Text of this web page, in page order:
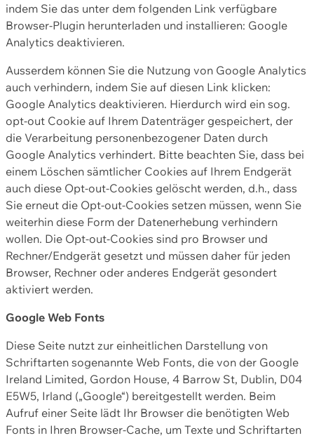
indem Sie das unter dem folgenden Link verfügbare
Browser-Plugin herunterladen und installieren: Google
Analytics deaktivieren.
Ausserdem können Sie die Nutzung von Google Analytics
auch verhindern, indem Sie auf diesen Link klicken:
Google Analytics deaktivieren. Hierdurch wird ein sog.
opt-out Cookie auf Ihrem Datenträger gespeichert, der
die Verarbeitung personenbezogener Daten durch
Google Analytics verhindert. Bitte beachten Sie, dass bei
einem Löschen sämtlicher Cookies auf Ihrem Endgerät
auch diese Opt-out-Cookies gelöscht werden, d.h., dass
Sie erneut die Opt-out-Cookies setzen müssen, wenn Sie
weiterhin diese Form der Datenerhebung verhindern
wollen. Die Opt-out-Cookies sind pro Browser und
Rechner/Endgerät gesetzt und müssen daher für jeden
Browser, Rechner oder anderes Endgerät gesondert
aktiviert werden.
Google Web Fonts
Diese Seite nutzt zur einheitlichen Darstellung von
Schriftarten sogenannte Web Fonts, die von der Google
Ireland Limited, Gordon House, 4 Barrow St, Dublin, D04
E5W5, Irland („Google“) bereitgestellt werden. Beim
Aufruf einer Seite lädt Ihr Browser die benötigten Web
Fonts in Ihren Browser-Cache, um Texte und Schriftarten